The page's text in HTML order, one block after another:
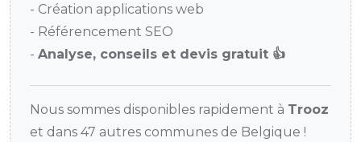
- Création applications web
- Référencement SEO
- Analyse, conseils et devis gratuit 👍
Nous sommes disponibles rapidement à Trooz
et dans 47 autres communes de Belgique !